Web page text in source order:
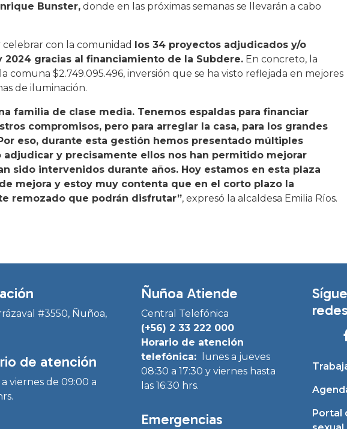
Bunster, donde en las próximas semanas se llevarán a cabo
celebrar con la comunidad los 34 proyectos adjudicados y/o
gracias al financiamiento de la Subdere. En concreto, la
comuna $2.749.095.496, inversión que se ha visto reflejada en mejores
de iluminación.
familia de clase media. Tenemos espaldas para financiar
compromisos, pero para arreglar la casa, para los grandes
eso, durante esta gestión hemos presentado múltiples
y precisamente ellos nos han permitido mejorar
sido intervenidos durante años. Hoy estamos en esta plaza
mejora y estoy muy contenta que en el corto plazo la
remozado que podrán disfrutar”, expresó la alcaldesa Emilia Ríos.
#3550, Ñuñoa,
de atención
viernes de 09:00 a
Ñuñoa Atiende
Central Telefónica
(+56) 2 33 222 000
Horario de atención
telefónica:
lunes a jueves
08:30 a 17:30 y viernes hasta
las 16:30 hrs.
Emergencias
Portal